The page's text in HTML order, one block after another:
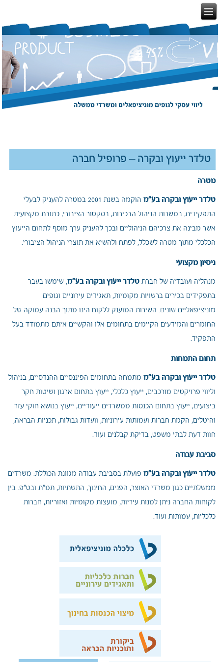
טלדר ייעוץ ובקרה – פרופיל חברה
מטרה
טלדר ייעוץ ובקרה בע"מ
הוקמה בשנת 2001 במטרה להעניק לבעלי
התפקידים, במשרות הניהול הבכירות, בסקטור הציבורי, כתובת מקצועית
אשר מבינה את צרכיהם הניהוליים ובכך להעניק ערך מוסף לתחום הייעוץ
הכלכלי מתוך מטרה לשכלל, לפתח ולהשיא את תוצרי הניהול הציבורי.
ניסיון מקצועי
מנהליה ועובדיה של חברתטלדר ייעוץ ובקרה בע"מ, שימשו בעבר
בתפקידים בכירים ברשויות מקומיות, תאגידים עירוניים וגופים
מוניציפאליים שונים. השירות המוענק ללקוח הינו מתוך הבנה עמוקה של
החומרים והמידעים הקיימים בתחומים אלו והקשיים איתם מתמודד בעל
התפקיד.
תחום התמחות
טלדר ייעוץ ובקרה בע"מ מתמחה בתחומים הפיננסיים ההנדסיים, בניהול
וליווי פרויקטים מורכבים, ייעוץ כלכלי, ייעוץ בתחום ארגון ושיטות חקר
ביצועים, ייעוץ בתחום הכנסות ממשרדים ייעודיים, ייעוץ בנושא חוקי עזר
והיטלים, הקמת חברות ועמותות עירוניות, וועדות גבולות, תכניות הבראה,
חוות דעת לבתי משפט, בדיקת קבלנים ועוד.
סביבת עבודה
טלדר ייעוץ ובקרה בע"מ פועלת בסביבת עבודה מגוונת הכוללת: משרדים
ממשלתיים כגון משרדי האוצר, הפנים, החינוך, התשתיות, תמ"ת ובט"פ. בין
לקוחות החברה ניתן למנות עיריות, מועצות מקומיות ואזוריות, חברות
כלכליות, עמותות ועוד.